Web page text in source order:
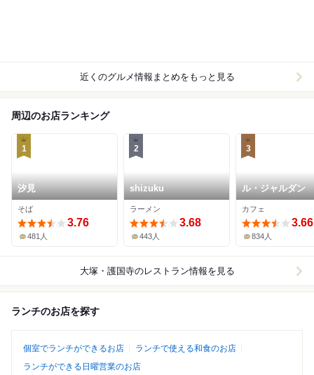
近くのグルメ情報まとめをもっと見る
周辺のお店ランキング
1
汐見
そば
3.76
481人
2
shizuku
ラーメン
3.68
443人
3
ル・ジャルダン
カフェ
3.66
834人
大塚・護国寺のレストラン情報を見る
ランチのお店を探す
個室でランチができるお店
ランチで使える和食のお店
ランチができる日曜営業のお店